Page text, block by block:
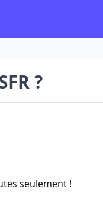
?
seulement !